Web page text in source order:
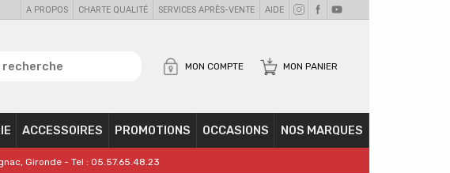
A PROPOS CHARTE QUALITÉ SERVICES APRÈS-VENTE AIDE
MON PANIER
MON COMPTE
ACCESSOIRES PROMOTIONS OCCASIONS NOS MARQUES
Gironde - Tel : 05.57.65.48.23